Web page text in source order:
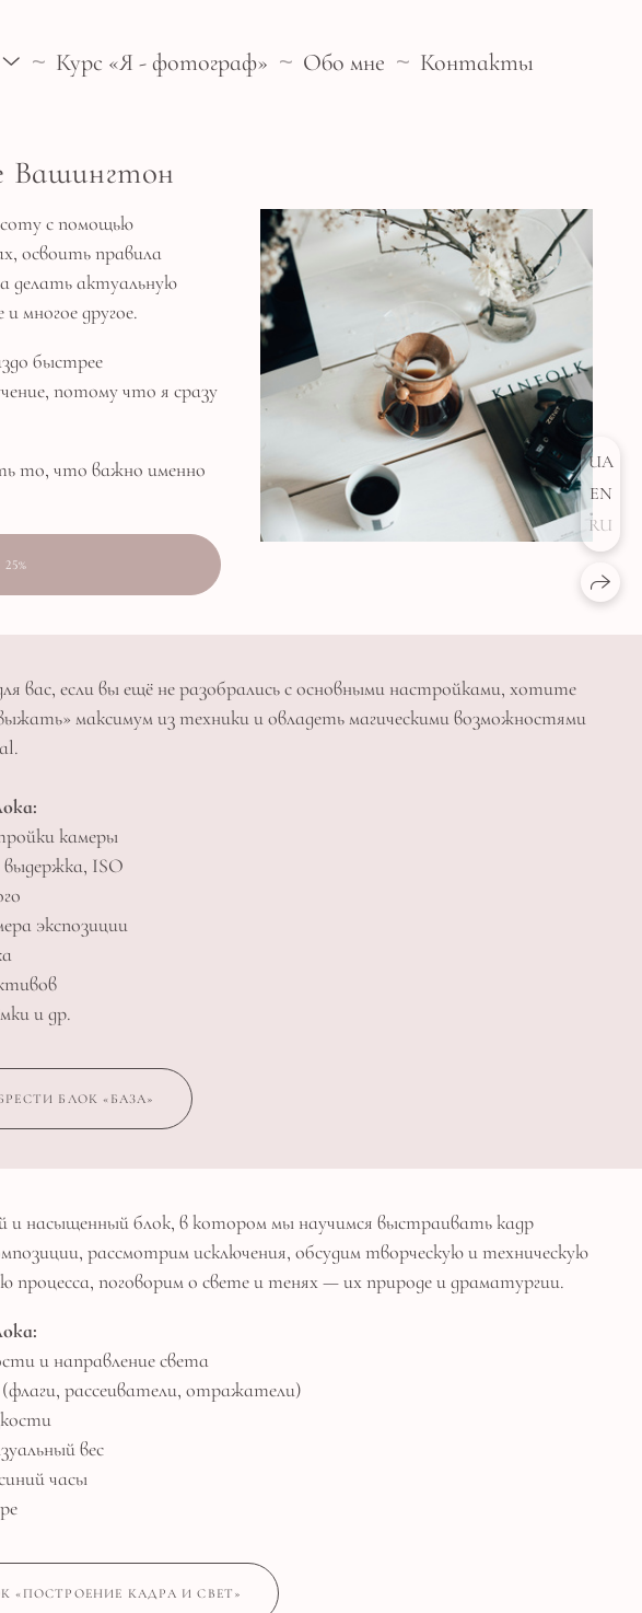
Курс «Я - фотограф» Обо мне Контакты
Вашингтон
с помощью
освоить правила
делать актуальную
многое другое.
быстрее
потому что я сразу
то, что важно именно
вас, если вы ещё не разобрались с основными настройками, хотите
максимум из техники и овладеть магическими возможностями
камеры
ISO
экспозиции
и др.
БЛОК «БАЗА»
и насыщенный блок, в котором мы научимся выстраивать кадр
рассмотрим исключения, обсудим творческую и техническую
процесса, поговорим о свете и тенях — их природе и драматургии.
и направление света
рассеиватели, отражатели)
вес
часы
«ПОСТРОЕНИЕ КАДРА И СВЕТ»
UA
EN
RU